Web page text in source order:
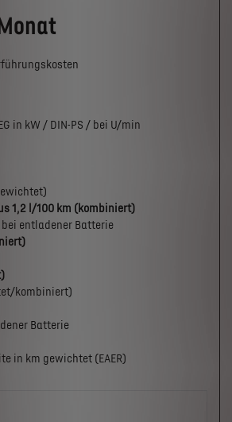
in kW / DIN-PS / bei U/min
1,2 l/100 km (kombiniert)
entladener Batterie
kombiniert)
Batterie
in km gewichtet (EAER)